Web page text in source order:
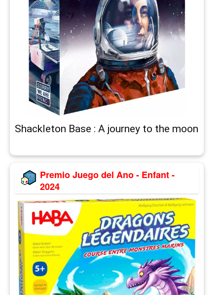
Shackleton Base : A journey to the moon
Premio Juego del Ano - Enfant -
2024